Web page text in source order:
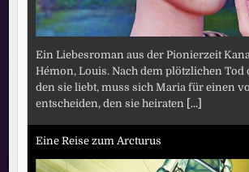
Ein Liebesroman aus der Pionierzeit
Hémon, Louis. Nach dem plötzlichen Tod
den sie liebt, muss sich Maria für einen
entscheiden, den sie heiraten [...]
Eine Reise zum Arcturus